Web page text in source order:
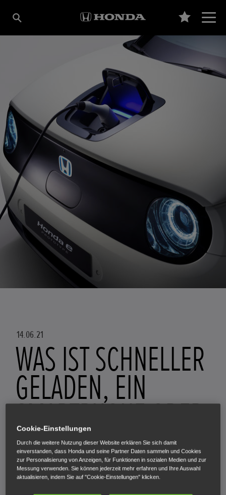
14.06.21
WAS IST SCHNELLER
GELADEN, EIN
SMARTPHONE ODER
EIN
ELEKTROFAHRZEUG?
Cookie-Einstellungen
Durch die weitere Nutzung dieser Website erklären Sie sich damit
einverstanden, dass Honda und seine Partner Daten sammeln und Cookies
zur Personalisierung von Anzeigen, für Funktionen in sozialen Medien und zur
Messung verwenden. Sie können jederzeit mehr erfahren und Ihre Auswahl
aktualisieren, indem Sie auf "Cookie-Einstellungen" klicken.